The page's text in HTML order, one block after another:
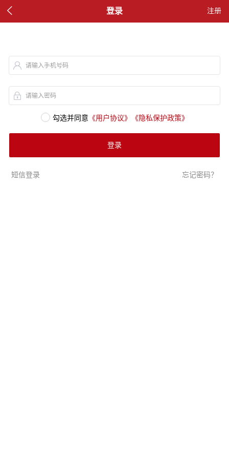
 登录 注册
请输入手机号码
请输入密码
勾选并同意 《用户协议》 《隐私保护政策》
登录
短信登录 忘记密码？